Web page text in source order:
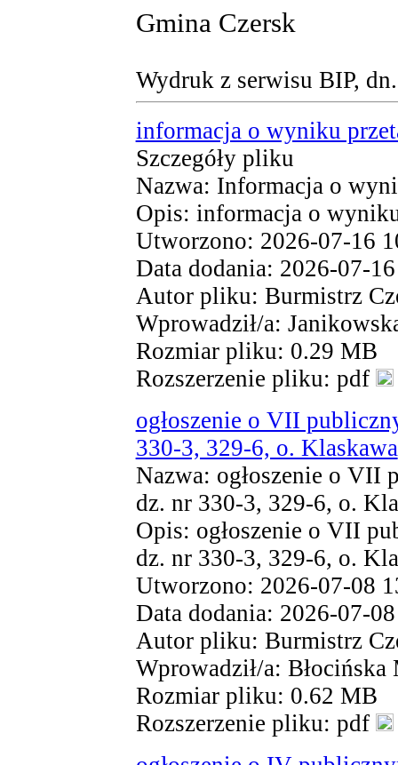
Gmina Czersk
Wydruk z serwisu BIP,
informacja o wyniku
Szczegóły pliku
Nazwa: Informacja o
Opis: informacja o
Utworzono: 2026-07-16
Data dodania: 2026-07-
Autor pliku: Burmistrz
Wprowadził/a:
Rozmiar pliku: 0.29 MB
Rozszerzenie pliku: pdf
ogłoszenie o VII
330-3, 329-6, o. Klaskawa
Nazwa: ogłoszenie o VII
dz. nr 330-3, 329-6, o.
Opis: ogłoszenie o VII
dz. nr 330-3, 329-6, o.
Utworzono: 2026-07-08
Data dodania: 2026-07-
Autor pliku: Burmistrz
Wprowadził/a: Błocińska
Rozmiar pliku: 0.62 MB
Rozszerzenie pliku: pdf